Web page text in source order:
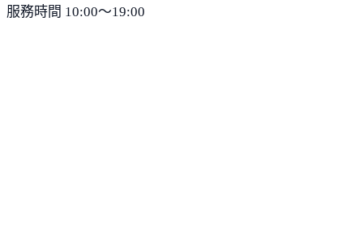
服務時間 10:00～19:00